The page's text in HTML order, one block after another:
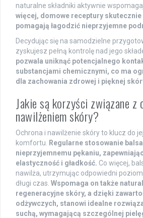
naturalne składniki aktywnie
więcej, domowe receptury
pomagają łagodzić nieprzyjemne
Decydując się na samodzielne
zyskujesz pełną kontrolę nad jego
pozwala uniknąć potencjalnego
substancjami chemicznymi, co ma
dla zachowania zdrowej i pięknej
Jakie są korzyści związane z
nawilżeniem skóry?
Ochrona i nawilżenie skóry to klucz do
komfortu. Regularne stosowanie
nieprzyjemnemu pękaniu,
elastyczność i gładkość. Co więcej,
nawilża, utrzymując odpowiedni
długi czas. Wspomaga on także
regeneracyjne skóry, a dzięki
odżywczych, stanowi idealne
suchą, wymagającą szczególnej